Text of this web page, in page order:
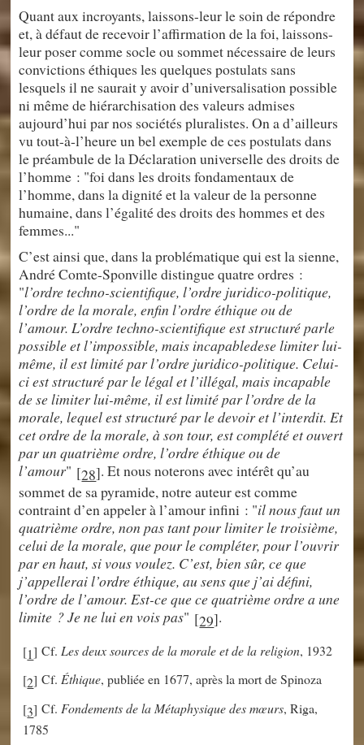
Quant aux incroyants, laissons-leur le soin de répondre
et, à défaut de recevoir l’affirmation de la foi, laissons-
leur poser comme socle ou sommet nécessaire de leurs
convictions éthiques les quelques postulats sans
lesquels il ne saurait y avoir d’universalisation possible
ni même de hiérarchisation des valeurs admises
aujourd’hui par nos sociétés pluralistes. On a d’ailleurs
vu tout-à-l’heure un bel exemple de ces postulats dans
le préambule de la Déclaration universelle des droits de
l’homme : "foi dans les droits fondamentaux de
l’homme, dans la dignité et la valeur de la personne
humaine, dans l’égalité des droits des hommes et des
femmes..."
C’est ainsi que, dans la problématique qui est la sienne,
André Comte-Sponville distingue quatre ordres :
"l’ordre techno-scientifique, l’ordre juridico-politique,
l’ordre de la morale, enfin l’ordre éthique ou de
l’amour. L’ordre techno-scientifique est structuré parle
possible et l’impossible, mais incapabledese limiter lui-
même, il est limité par l’ordre juridico-politique. Celui-
ci est structuré par le légal et l’illégal, mais incapable
de se limiter lui-même, il est limité par l’ordre de la
morale, lequel est structuré par le devoir et l’interdit. Et
cet ordre de la morale, à son tour, est complété et ouvert
par un quatrième ordre, l’ordre éthique ou de
l’amour" [28]. Et nous noterons avec intérêt qu’au
sommet de sa pyramide, notre auteur est comme
contraint d’en appeler à l’amour infini : "il nous faut un
quatrième ordre, non pas tant pour limiter le troisième,
celui de la morale, que pour le compléter, pour l’ouvrir
par en haut, si vous voulez. C’est, bien sûr, ce que
j’appellerai l’ordre éthique, au sens que j’ai défini,
l’ordre de l’amour. Est-ce que ce quatrième ordre a une
limite ? Je ne lui en vois pas" [29].
[1]Cf. Les deux sources de la morale et de la religion, 1932
[2]Cf.Éthique, publiée en 1677, après la mort de Spinoza
[3]Cf. Fondements de la Métaphysique des mœurs, Riga,
1785